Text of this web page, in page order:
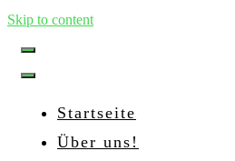
Skip to content
Startseite
Über uns!